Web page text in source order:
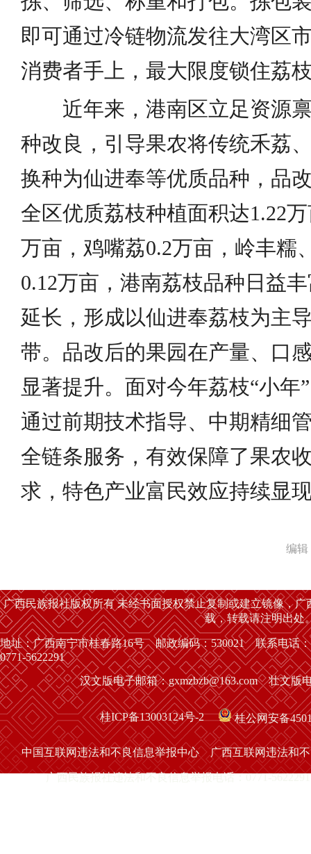
即可通过冷链物流发往大湾区
消费者手上，最大限度锁住荔
近年来，港南区立足资源
种改良，引导果农将传统禾荔
换种为仙进奉等优质品种，品
全区优质荔枝种植面积达1.22
万亩，鸡嘴荔0.2万亩，岭丰糯
0.12万亩，港南荔枝品种日益
延长，形成以仙进奉荔枝为主
带。品改后的果园在产量、口
显著提升。面对今年荔枝“小年
通过前期技术指导、中期精细
全链条服务，有效保障了果农
求，特色产业富民效应持续显
编
广西民族报社版权所有 未经书面授权禁止复制或建立镜像，
载，转载请注明出处
地址：广西南宁市桂春路16号 邮政编码：530021 联系电话：
0771-5622291
汉文版电子邮箱：gxmzbzb@163.com 壮文版
桂ICP备13003124号-2 桂公网安备
中国互联网违法和不良信息举报中心 广西互联网违法和
广西民族报社违法和不良信息举报电话：0771-